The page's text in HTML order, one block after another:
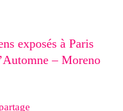
exposés à Paris
– Moreno